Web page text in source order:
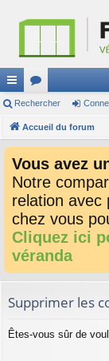
ac
co
ci
or
u
s
Rechercher
Accueil du forum
Vous avez
Notre
relation avec
chez vous
Cliquez ici
véranda
Supprimer les
Êtes-vous sûr de